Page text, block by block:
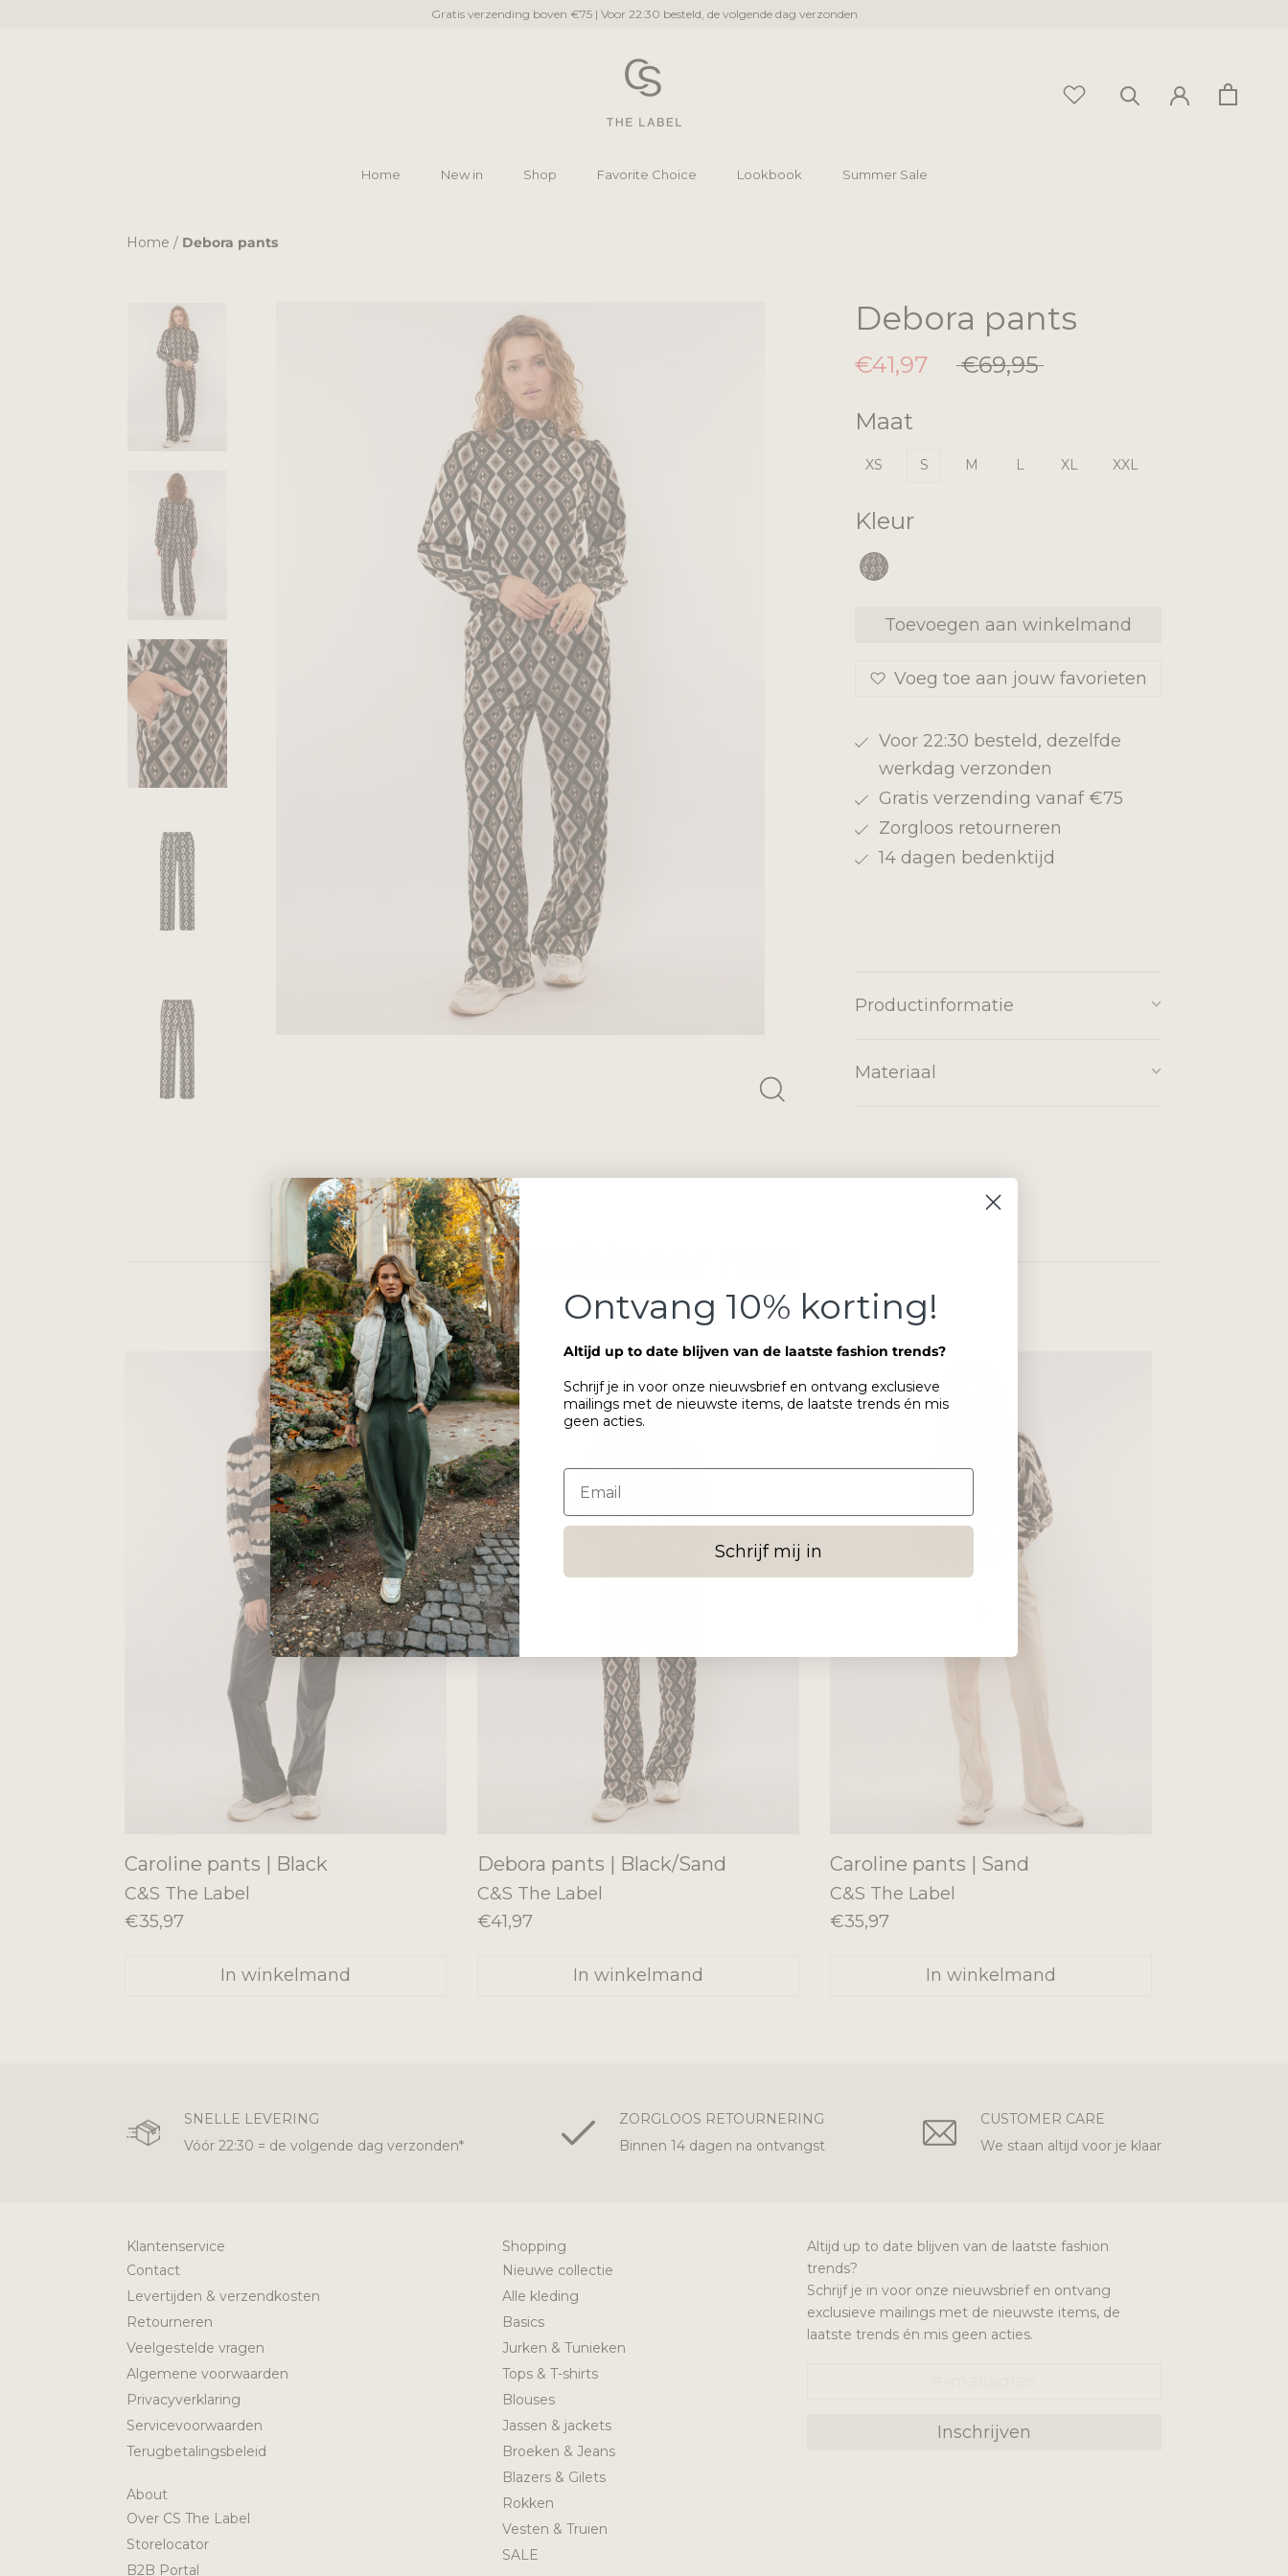
Gratis verzending boven €75 | Voor 22:30 besteld, de volgende dag verzonden
Home
New in
Shop
Favorite Choice
Lookbook
Summer Sale
Home / Debora pants
Debora pants
€41,97 €69,95
Maat
XS S M L XL XXL
Kleur
Toevoegen aan winkelmand
Voeg toe aan jouw favorieten
Voor 22:30 besteld, dezelfde
werkdag verzonden
Gratis verzending vanaf €75
Zorgloos retourneren
14 dagen bedenktijd
Productinformatie
Materiaal
Combineer met
Caroline pants | Black
C&S The Label
€35,97
In winkelmand
Debora pants | Black/Sand
C&S The Label
€41,97
In winkelmand
Caroline pants | Sand
C&S The Label
€35,97
In winkelmand
SNELLE LEVERING
Vóór 22:30 = de volgende dag verzonden*
ZORGLOOS RETOURNERING
Binnen 14 dagen na ontvangst
CUSTOMER CARE
We staan altijd voor je klaar
Klantenservice
Contact
Levertijden & verzendkosten
Retourneren
Veelgestelde vragen
Algemene voorwaarden
Privacyverklaring
Servicevoorwaarden
Terugbetalingsbeleid
About
Over CS The Label
Storelocator
B2B Portal
Shopping
Nieuwe collectie
Alle kleding
Basics
Jurken & Tunieken
Tops & T-shirts
Blouses
Jassen & jackets
Broeken & Jeans
Blazers & Gilets
Rokken
Vesten & Truien
SALE
Altijd up to date blijven van de laatste fashion
trends?
Schrijf je in voor onze nieuwsbrief en ontvang
exclusieve mailings met de nieuwste items, de
laatste trends én mis geen acties.
Inschrijven
Ontvang 10% korting!
Altijd up to date blijven van de laatste fashion trends?
Schrijf je in voor onze nieuwsbrief en ontvang exclusieve
mailings met de nieuwste items, de laatste trends én mis
geen acties.
Schrijf mij in